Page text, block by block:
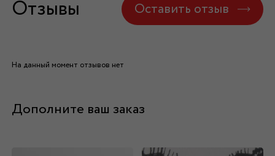
Отзывы Оставить отзыв
На данный момент отзывов нет
Дополните ваш заказ